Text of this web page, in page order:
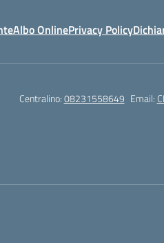
Albo OnlinePrivacy Policy
Centralino:08231558649 Email: